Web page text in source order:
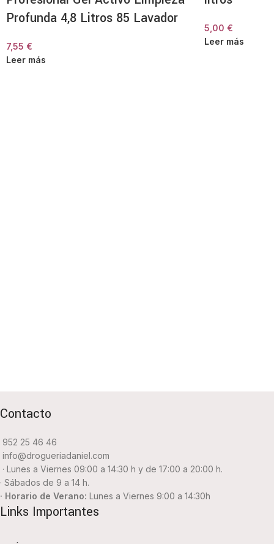
Profunda 4,8 Litros 85 Lavador
7,55 €
Leer más
5,00 €
Leer más
Contacto
952 25 46 46
info@drogueriadaniel.com
· Lunes a Viernes 09:00 a 14:30 h y de 17:00 a 20:00 h.
· Sábados de 9 a 14 h.
· Horario de Verano: Lunes a Viernes 9:00 a 14:30h
Links Importantes